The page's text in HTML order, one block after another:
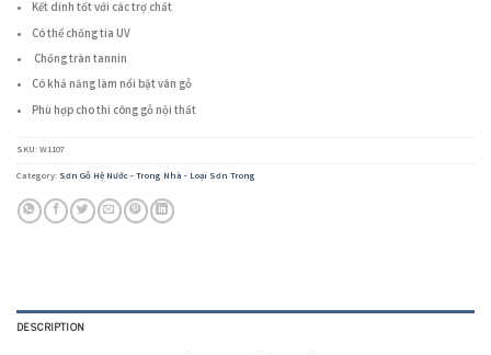
Kết dính tốt với các trợ chất
Có thể chống tia UV
Chống tràn tannin
Có khả năng làm nổi bật vân gỗ
Phù hợp cho thi công gỗ nội thất
SKU:W1107
Category: Sơn Gỗ Hệ Nước - Trong Nhà - Loại Sơn Trong
DESCRIPTION